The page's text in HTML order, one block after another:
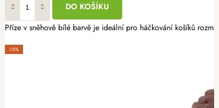
DO KOŠÍKU
Příze v sněhově bílé barvě je ideální pro háčkování košíků
-15%